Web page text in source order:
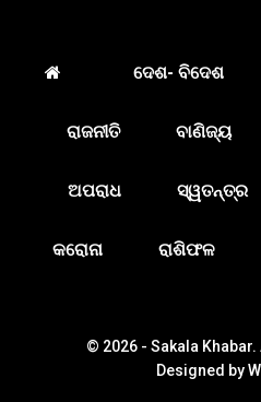
ଦେଶ- ବିଦେଶ
ରାଜନୀତି ବାଣିଜ୍ୟ
ଅପରାଧ ସ୍ୱତନ୍ତ୍ର
କରୋନା ରାଶିଫଳ
© 2026 - Sakala
Designed by